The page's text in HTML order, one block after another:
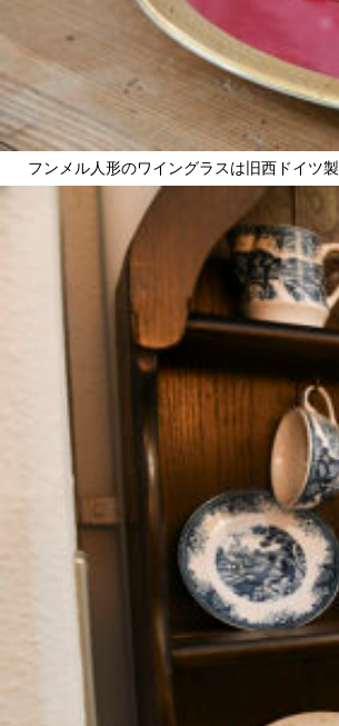
フンメル人形のワイングラスは旧西ドイツ製